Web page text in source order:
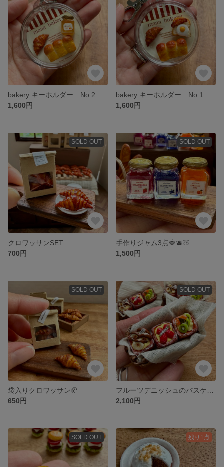
bakery キーホルダー No.2
1,600円
bakery キーホルダー No.1
1,600円
SOLD OUT
クロワッサンSET
700円
SOLD OUT
手作りジャム3点🍓🫐🍑
1,500円
SOLD OUT
袋入りクロワッサン🥐
650円
SOLD OUT
2,100円
SOLD OUT 残り1点